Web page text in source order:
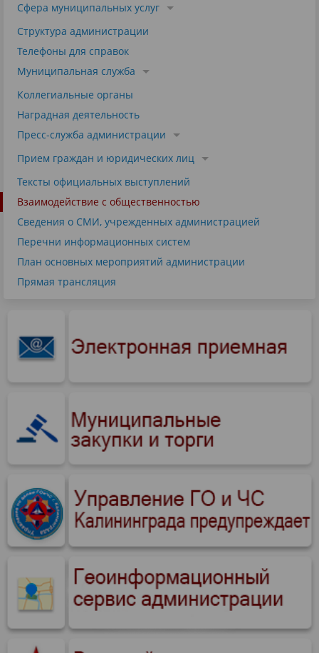
Сфера муниципальных услуг
Структура администрации
Телефоны для справок
Муниципальная служба
Коллегиальные органы
Наградная деятельность
Пресс-служба администрации
Прием граждан и юридических лиц
Тексты официальных выступлений
Взаимодействие с общественностью
Сведения о СМИ, учрежденных администрацией
Перечни информационных систем
План основных мероприятий администрации
Прямая трансляция